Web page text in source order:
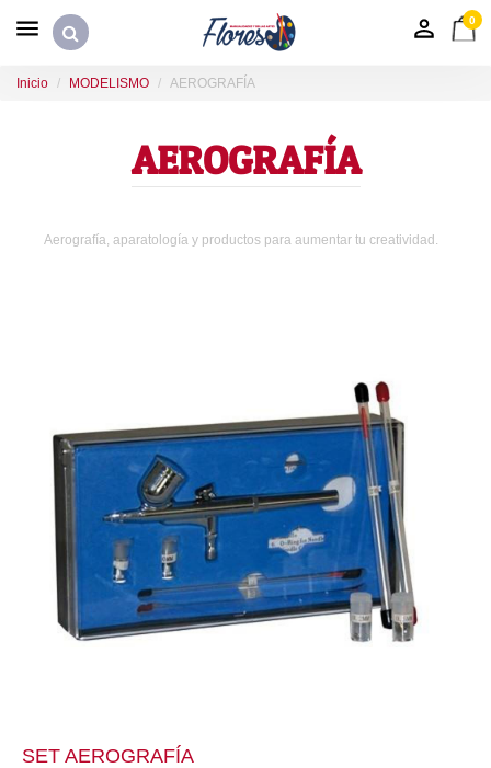
0
Inicio MODELISMO AEROGRAFÍA
AEROGRAFÍA
Aerografía, aparatología y productos para aumentar tu creatividad.
SET AEROGRAFÍA